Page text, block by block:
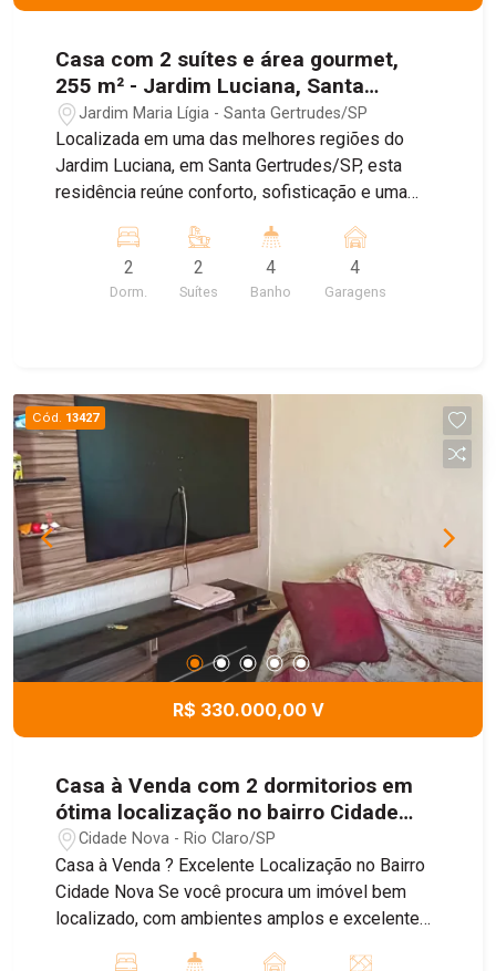
Casa com 2 suítes e área gourmet,
255 m² - Jardim Luciana, Santa
Gertrudes/SP
Jardim Maria Lígia - Santa Gertrudes/SP
Localizada em uma das melhores regiões do
Jardim Luciana, em Santa Gertrudes/SP, esta
residência reúne conforto, sofisticação e uma
de vida. O imóvel foi projetado com acabamentos
de excelente padrão, oferecendo ambientes
amplos, funcionais e prontos para receber sua
dormitório ou escritório; - Sala de estar; - Cozinha
funcional com planejados, forno embutido e
sugar; - Ampla área gourmet, ideal para receber
amigos e familiares; - Quintal espaçoso; -
Garagem para quatro carros. Além do excelente
projeto, a casa conta com diversos diferenciais
que proporcionam mais conforto, economia e
segurança: - Acabamento em porcelanato; -
Sistema de energia solar; - Ar-condicionado; -
Sistema de monitoramento; - Cerca elétrica.
Agende uma visita e conheça todos os detalhes
2
Dorm.
2
Suítes
4
Banho
4
Garagens
Cód. 13427
R$ 330.000,00 V
Casa à Venda com 2 dormitorios em
ótima localização no bairro Cidade
Nova, em Rio Claro
Cidade Nova - Rio Claro/SP
Casa à Venda ? Excelente Localização no Bairro
Cidade Nova Se você procura um imóvel bem
localizado, com ambientes amplos e excelente